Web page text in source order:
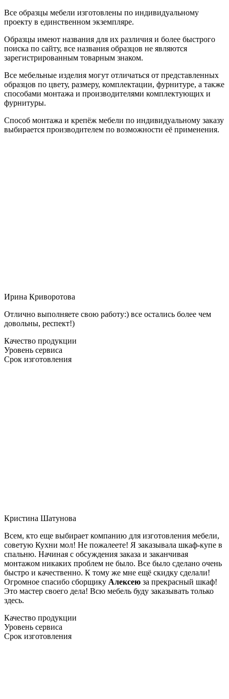
Все образцы мебели изготовлены по индивидуальному
проекту в единственном экземпляре.
Образцы имеют названия для их различия и более быстрого
поиска по сайту, все названия образцов не являются
зарегистрированным товарным знаком.
Все мебельные изделия могут отличаться от представленных
образцов по цвету, размеру, комплектации, фурнитуре, а также
способами монтажа и производителями комплектующих и
фурнитуры.
Способ монтажа и крепёж мебели по индивидуальному заказу
выбирается производителем по возможности её применения.
Ирина Криворотова
Отлично выполняете свою работу:) все остались более чем
довольны, респект!)
Качество продукции
Уровень сервиса
Срок изготовления
Кристина Шатунова
Всем, кто еще выбирает компанию для изготовления мебели,
советую Кухни мол! Не пожалеете! Я заказывала шкаф-купе в
спальню. Начиная с обсуждения заказа и заканчивая
монтажом никаких проблем не было. Все было сделано очень
быстро и качественно. К тому же мне ещё скидку сделали!
Огромное спасибо сборщику Алексею за прекрасный шкаф!
Это мастер своего дела! Всю мебель буду заказывать только
здесь.
Качество продукции
Уровень сервиса
Срок изготовления